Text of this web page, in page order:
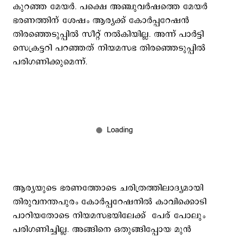
കുറഞ്ഞ മേയര്‍. പക്ഷെ അഞ്ചുവര്‍ഷത്തെ മേയര്‍
ഭരണത്തിന് ശേഷം ആര്യക്ക് കോര്‍പ്പറേഷന്‍
തിരഞ്ഞെടുപ്പില്‍ സീറ്റ് നല്‍കിയില്ല. അന്ന് പാര്‍ട്ടി
സെക്രട്ടറി പറഞ്ഞത് നിയമസഭ തിരഞ്ഞെടുപ്പില്‍
പരിഗണിക്കുമെന്ന്.
ആര്യയുടെ ഭരണത്തോടെ ചരിത്രത്തിലാദ്യമായി
തിരുവനന്തപുരം കോര്‍പ്പറേഷനില്‍ കാവിക്കൊടി
പാറിയതോടെ നിയമസഭയിലേക്ക് പേര് പോലും
പരിഗണിച്ചില്ല. അങ്ങിനെ ഒതുങ്ങിപ്പോയ മുന്‍